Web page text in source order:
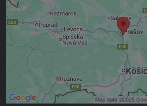
Prajete si načítať externý obsah?
Povoliť tentokrát
Povoliť a zapamätať - súhlas s
druhom cookie: Funkčné
Otvoriť obsah v novom okne